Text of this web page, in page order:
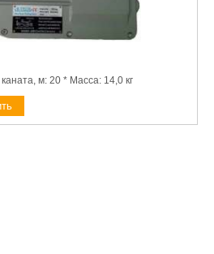
м: 20 * Масса: 14,0 кг